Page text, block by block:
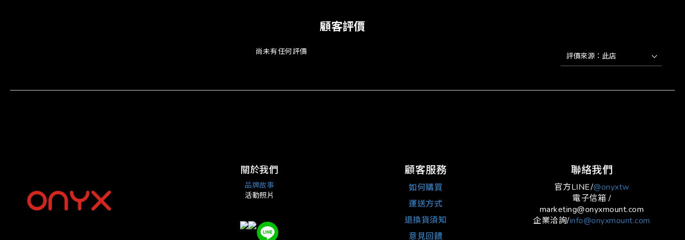
顧客評價
尚未有任何評價
關於我們
品牌故事
活動照片
顧客服務
如何購買
運送方式
退換貨須知
意見回饋
聯絡我們
官方LINE/@onyxtw
電子信箱 /
marketing@onyxmount.com
企業洽詢/info@onyxmount.com